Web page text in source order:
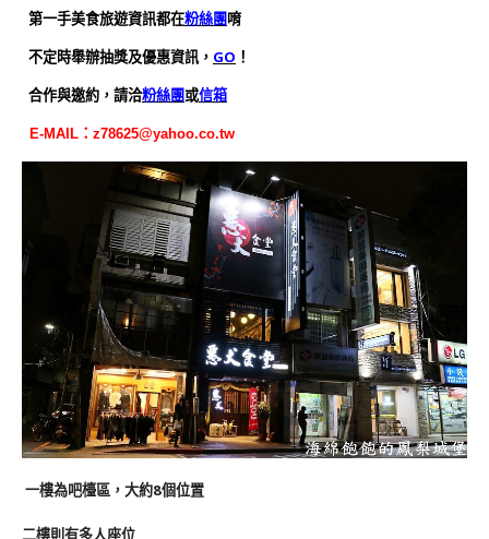
第一手美食旅遊資訊都在粉絲團唷
不定時舉辦抽獎及優惠資訊， GO ！
合作與邀約，請洽粉絲團或信箱
E-MAIL： z78625@yahoo.co.tw
一樓為吧檯區，大約8個位置
二樓則有多人座位